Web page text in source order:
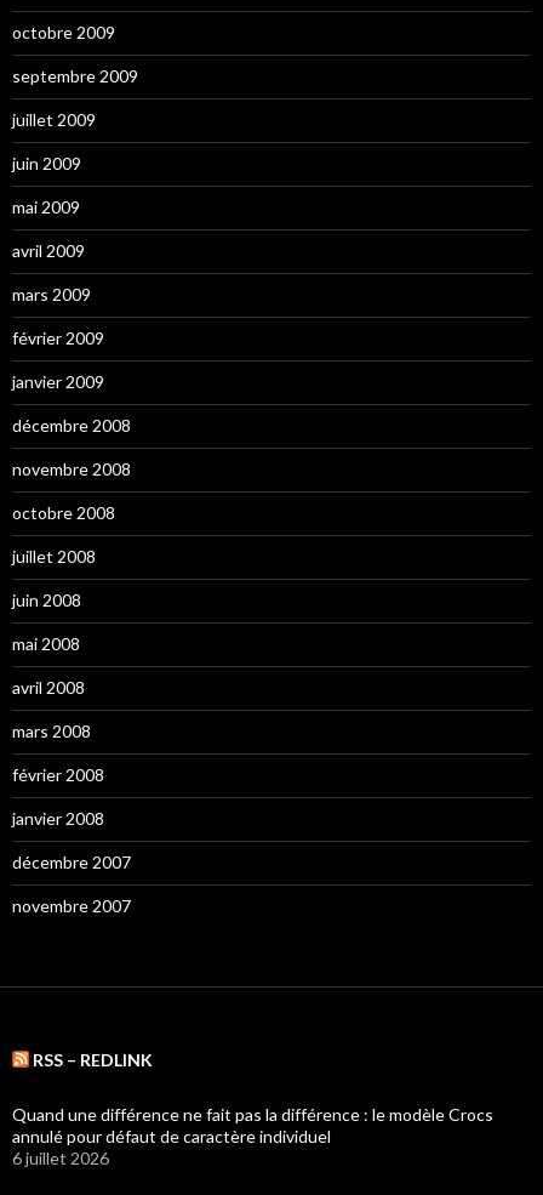
octobre 2009
septembre 2009
juillet 2009
juin 2009
mai 2009
avril 2009
mars 2009
février 2009
janvier 2009
décembre 2008
novembre 2008
octobre 2008
juillet 2008
juin 2008
mai 2008
avril 2008
mars 2008
février 2008
janvier 2008
décembre 2007
novembre 2007
RSS – REDLINK
Quand une différence ne fait pas la différence : le modèle Crocs
annulé pour défaut de caractère individuel
6 juillet 2026